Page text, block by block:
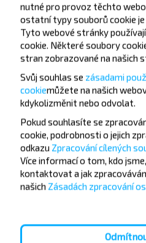
Chcete cestovat
levněji?
Nenechte si ujít akce, slevy
od společnosti INFOBUS.
novinek a cestujte s námi
nutné pro provoz těchto
ostatní typy souborů cookie
Tyto webové stránky
cookie. Některé soubory
stran zobrazované na našich
Svůj souhlas se zásadami
cookiemůžete na našich
kdykolizměnit nebo odvolat.
Pokud souhlasíte se
cookie, podrobnosti o jejich
odkazu Zpracování cílených
Více informací o tom, kdo
kontaktovat a jak
našich Zásadách zpracování